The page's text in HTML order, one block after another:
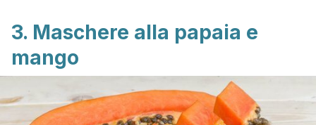
3. Maschere alla papaia e
mango